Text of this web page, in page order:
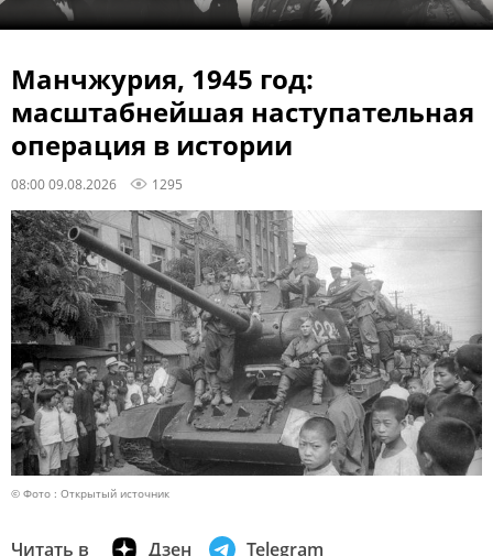
Манчжурия, 1945 год:
масштабнейшая наступательная
операция в истории
08:00 09.08.2026 1295
© Фото : Открытый источник
Читать в Дзен Telegram